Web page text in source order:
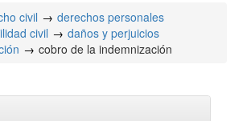
civil
derechos personales
civil
daños y perjuicios
cobro de la indemnización